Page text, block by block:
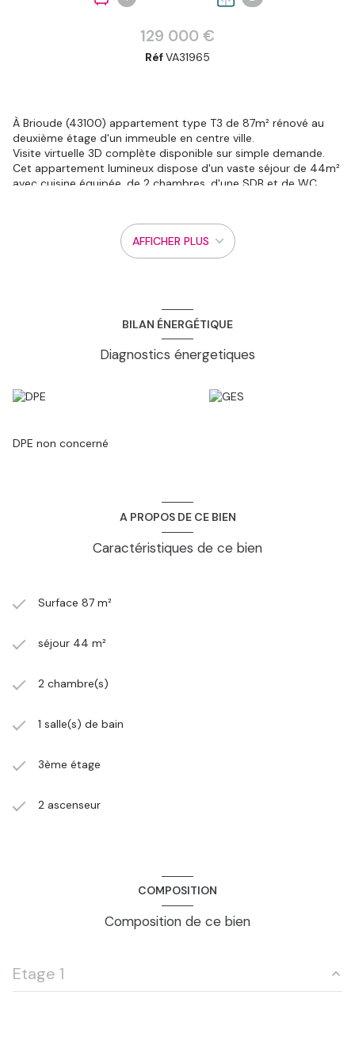
129 000 €
RéfVA31965
À Brioude (43100) appartement type T3 de 87m² rénové au
deuxième étage d'un immeuble en centre ville.
Visite virtuelle 3D complète disponible sur simple demande.
Cet appartement lumineux dispose d'un vaste séjour de 44m²
avec cuisine équipée, de 2 chambres, d'une SDB et de WC
l'immeuble dans lequel se trouve cet appartement donne sur
une jolie place calme, proche de tous commerces, et bénéficie
d'une excellente exposition qui le rend très lumineux.
chauffage qui, associé à la qualité de l'isolation, celle des
menuiseries et la présence d'une VMC, lui permettront de
présenter de belles prestations énergétiques.
négociateur GTI Immobilier Olivier Pombar au O6.O8.85.76.59
AFFICHER PLUS
BILAN ÉNERGÉTIQUE
Diagnostics énergetiques
DPE non concerné
A PROPOS DE CE BIEN
Caractéristiques de ce bien
Surface 87 m²
séjour 44 m²
2 chambre(s)
1 salle(s) de bain
3ème étage
2 ascenseur
COMPOSITION
Composition de ce bien
Etage 1